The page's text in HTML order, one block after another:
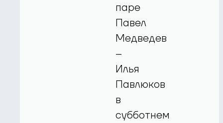
паре
Павел
Медведев
–
Илья
Павлюков
в
субботнем